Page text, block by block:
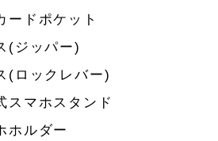
ードポケット
(ジッパー)
(ロックレバー)
スマホスタンド
ホルダー